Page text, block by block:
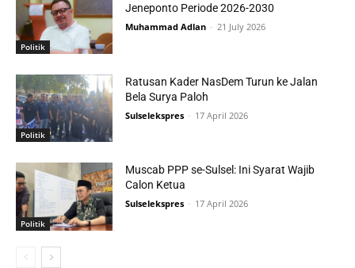
Politik
Jeneponto Periode 2026-2030
Muhammad Adlan - 21 July 2026
Politik
Ratusan Kader NasDem Turun ke Jalan
Bela Surya Paloh
Sulselekspres - 17 April 2026
Politik
Muscab PPP se-Sulsel: Ini Syarat Wajib
Calon Ketua
Sulselekspres - 17 April 2026